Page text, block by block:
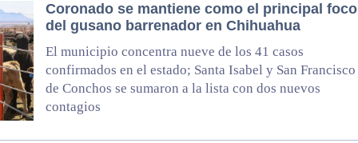
Coronado se mantiene como el principal foco
del gusano barrenador en Chihuahua
El municipio concentra nueve de los 41 casos
confirmados en el estado; Santa Isabel y San Francisco
de Conchos se sumaron a la lista con dos nuevos
contagios